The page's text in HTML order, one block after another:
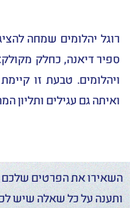
רוגל יהלומים שמחה
ספיר דיאנה, כחלק
ויהלומים. טבעת זו
ואיתה גם עגילים ותליון
השאירו את הפרטים שלכם
ותענה על כל שאלה שיש